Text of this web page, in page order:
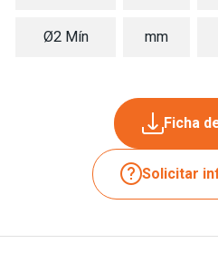
Ø2 Mín mm
Ficha
Solicitar